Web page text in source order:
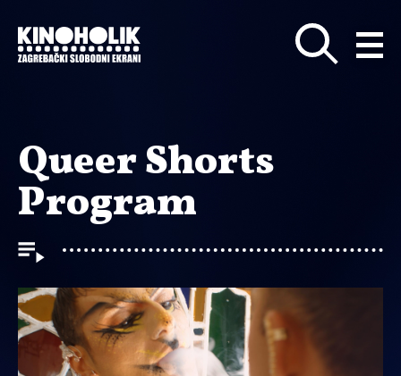
glavni
sadržaj
Queer Shorts
Program